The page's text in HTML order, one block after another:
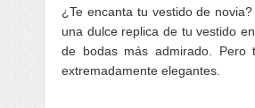
¿Te encanta tu vestido de
una dulce replica de tu vestido
de bodas más admirado. Pero
extremadamente elegantes.